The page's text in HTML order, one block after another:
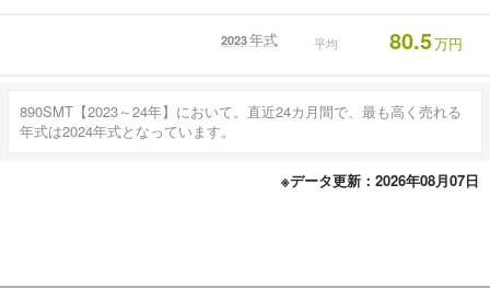
2023年式 平均 80.5万円
890SMT【2023～24年】において。直近24カ月間で、最も高く売れる
年式は2024年式となっています。
※データ更新：2026年08月07日